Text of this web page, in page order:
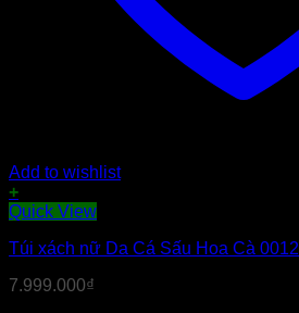
Add to wishlist
+
Quick View
Túi xách nữ Da Cá Sấu Hoa Cà 0012
7.999.000₫